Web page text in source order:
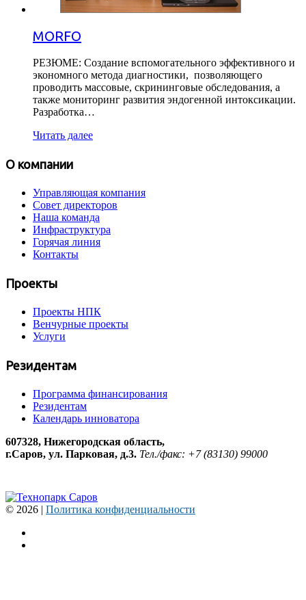
MORFO
РЕЗЮМЕ: Cоздание вспомогательного эффективного и
экономного метода диагностики, позволяющего
проводить массовые, скрининговые обследования, а
также мониторинг развития эндогенной интоксикации.
Разработка…
Читать далее
О компании
Управляющая компания
Совет директоров
Наша команда
Инфраструктура
Горячая линия
Контакты
Проекты
Проекты НПК
Венчурные проекты
Услуги
Резидентам
Программа финансирования
Резидентам
Календарь инноватора
607328, Нижегородская область,
г.Саров, ул. Парковая, д.3. Тел./факс: +7 (83130) 99000
© 2026 | Политика конфиденциальности